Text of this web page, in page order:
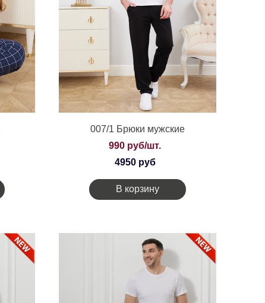
007/1 Брюки мужские
990 руб/шт.
4950 руб
В корзину